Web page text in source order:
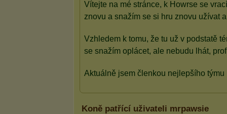
Koně patřící uživateli mrpawsie